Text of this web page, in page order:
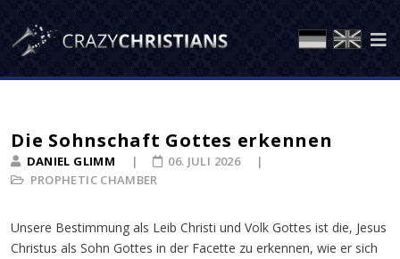
Die Sohnschaft Gottes erkennen
DANIEL GLIMM
PROPHETIC CHAMBER
06. JULI 2026
Unsere Bestimmung als Leib Christi und Volk Gottes ist die, Jesus
Christus als Sohn Gottes in der Facette zu erkennen, wie er sich